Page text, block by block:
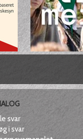
svar
i svar